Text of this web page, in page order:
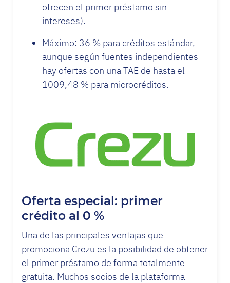
ofrecen el primer préstamo sin
intereses).
Máximo: 36 % para créditos estándar,
aunque según fuentes independientes
hay ofertas con una TAE de hasta el
1009,48 % para microcréditos.
Oferta especial: primer
crédito al 0 %
Una de las principales ventajas que
promociona Crezu es la posibilidad de obtener
el primer préstamo de forma totalmente
gratuita. Muchos socios de la plataforma